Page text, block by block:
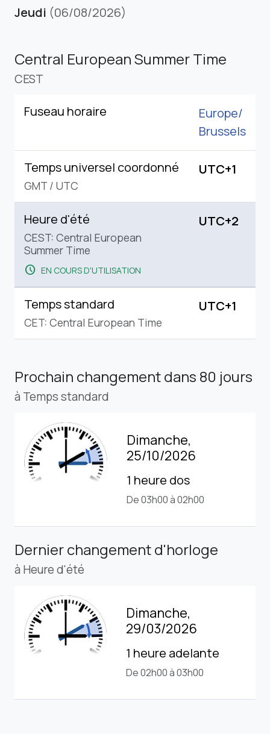
Jeudi (06/08/2026)
Central European Summer Time
CEST
Fuseau horaire
Europe/
Brussels
Temps universel coordonné
GMT / UTC
UTC+1
Heure d'été
CEST: Central European
Summer Time
schedule EN COURS D'UTILISATION
UTC+2
Temps standard
CET: Central European Time
UTC+1
Prochain changementdans 80 jours
à Temps standard
Dimanche,
25/10/2026
1 heure dos
De 03h00 à 02h00
Dernier changement d'horloge
à Heure d'été
Dimanche,
29/03/2026
1 heure adelante
De 02h00 à 03h00